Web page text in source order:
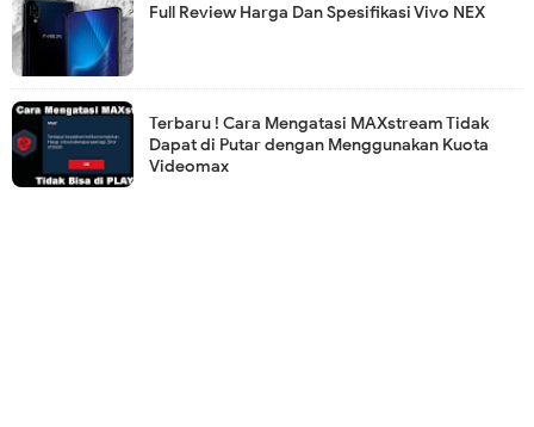
Full Review Harga Dan Spesifikasi Vivo NEX
Terbaru ! Cara Mengatasi MAXstream Tidak
Dapat di Putar dengan Menggunakan Kuota
Videomax